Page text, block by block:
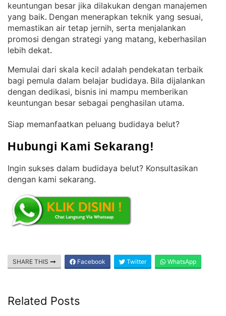
keuntungan besar jika dilakukan dengan manajemen
yang baik. Dengan menerapkan teknik yang sesuai,
memastikan air tetap jernih, serta menjalankan
promosi dengan strategi yang matang, keberhasilan
lebih dekat.
Memulai dari skala kecil adalah pendekatan terbaik
bagi pemula dalam belajar budidaya. Bila dijalankan
dengan dedikasi, bisnis ini mampu memberikan
keuntungan besar sebagai penghasilan utama.
Siap memanfaatkan peluang budidaya belut?
Hubungi Kami Sekarang!
Ingin sukses dalam budidaya belut? Konsultasikan
dengan kami sekarang.
SHARE THIS Facebook Twitter WhatsApp
Related Posts